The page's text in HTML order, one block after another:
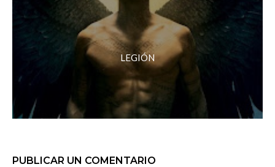
LEGIÓN
PUBLICAR UN COMENTARIO